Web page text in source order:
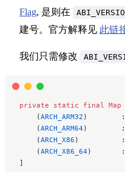
Flag, 是则在
建号。官方解释见 此链
我们只需修改
private static final Map
    (
ARCH_ARM32 )        :
    (
ARCH_ARM64)        :
    (
ARCH_X86 )          :
    (
ARCH_X86_64)       :
]